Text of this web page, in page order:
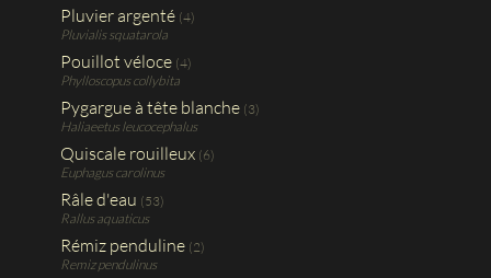
Pluvier argenté (4)
Pluvialis squatarola
Pouillot véloce (4)
Phylloscopus collybita
Pygargue à tête blanche (3)
Haliaeetus leucocephalus
Quiscale rouilleux (6)
Euphagus carolinus
Râle d'eau (53)
Rallus aquaticus
Rémiz penduline (2)
Remiz pendulinus